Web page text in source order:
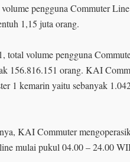
pengguna Commuter
1,15 juta orang.
total volume pengguna
156.816.151 orang. KAI
1 kemarin yaitu sebanyak
KAI Commuter
mulai pukul 04.00 – 24.00